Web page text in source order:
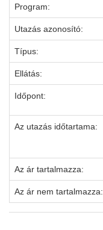
Program:
Utazás azonosító:
Típus:
Ellátás:
Időpont:
Az utazás időtartama:
Az ár tartalmazza:
Az ár nem tartalmazza: